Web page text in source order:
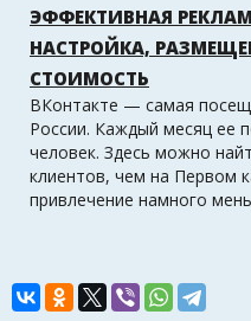
ЭФФЕКТИВНАЯ
НАСТРОЙКА,
СТОИМОСТЬ
ВКонтакте — самая
России. Каждый месяц ее
человек. Здесь можно
клиентов, чем на Первом
привлечение намного